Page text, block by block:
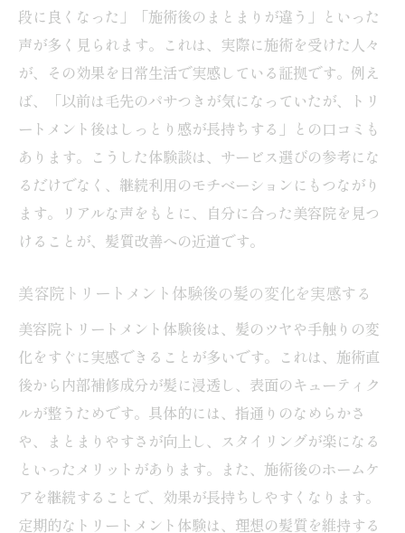
段に良くなった」「施術後のまとまりが違う」といった
声が多く見られます。これは、実際に施術を受けた人々
が、その効果を日常生活で実感している証拠です。例え
ば、「以前は毛先のパサつきが気になっていたが、トリ
ートメント後はしっとり感が長持ちする」との口コミも
あります。こうした体験談は、サービス選びの参考にな
るだけでなく、継続利用のモチベーションにもつながり
ます。リアルな声をもとに、自分に合った美容院を見つ
けることが、髪質改善への近道です。
美容院トリートメント体験後の髪の変化を実感する
美容院トリートメント体験後は、髪のツヤや手触りの変
化をすぐに実感できることが多いです。これは、施術直
後から内部補修成分が髪に浸透し、表面のキューティク
ルが整うためです。具体的には、指通りのなめらかさ
や、まとまりやすさが向上し、スタイリングが楽になる
といったメリットがあります。また、施術後のホームケ
アを継続することで、効果が長持ちしやすくなります。
定期的なトリートメント体験は、理想の髪質を維持する